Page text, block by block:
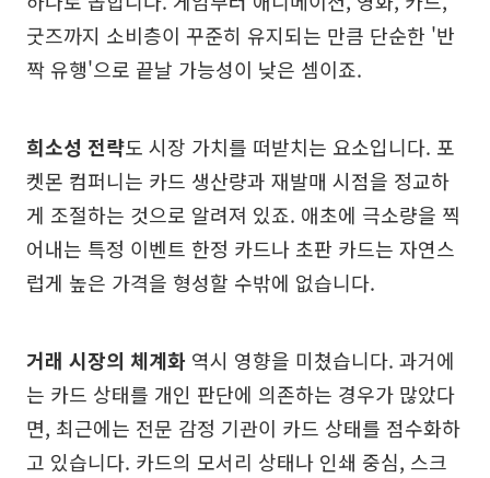
굿즈까지 소비층이 꾸준히 유지되는 만큼 단순한 '반
짝 유행'으로 끝날 가능성이 낮은 셈이죠.
희소성 전략도 시장 가치를 떠받치는 요소입니다. 포
켓몬 컴퍼니는 카드 생산량과 재발매 시점을 정교하
게 조절하는 것으로 알려져 있죠. 애초에 극소량을 찍
어내는 특정 이벤트 한정 카드나 초판 카드는 자연스
럽게 높은 가격을 형성할 수밖에 없습니다.
거래 시장의 체계화 역시 영향을 미쳤습니다. 과거에
는 카드 상태를 개인 판단에 의존하는 경우가 많았다
면, 최근에는 전문 감정 기관이 카드 상태를 점수화하
고 있습니다. 카드의 모서리 상태나 인쇄 중심, 스크